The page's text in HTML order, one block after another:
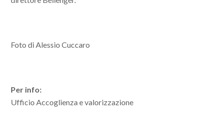
Foto di Alessio Cuccaro
Per info:
Ufficio Accoglienza e valorizzazione